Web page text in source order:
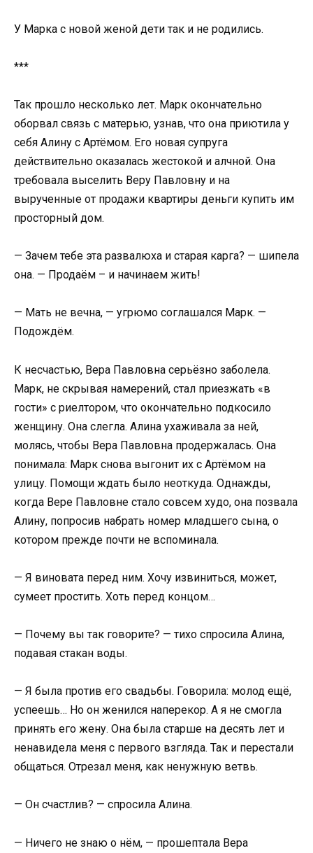
У Марка с новой женой дети так и не родились.
***
Так прошло несколько лет. Марк окончательно
оборвал связь с матерью, узнав, что она приютила у
себя Алину с Артёмом. Его новая супруга
действительно оказалась жестокой и алчной. Она
требовала выселить Веру Павловну и на
вырученные от продажи квартиры деньги купить им
просторный дом.
— Зачем тебе эта развалюха и старая карга? — шипела
она. — Продаём – и начинаем жить!
— Мать не вечна, — угрюмо соглашался Марк. —
Подождём.
К несчастью, Вера Павловна серьёзно заболела.
Марк, не скрывая намерений, стал приезжать «в
гости» с риелтором, что окончательно подкосило
женщину. Она слегла. Алина ухаживала за ней,
молясь, чтобы Вера Павловна продержалась. Она
понимала: Марк снова выгонит их с Артёмом на
улицу. Помощи ждать было неоткуда. Однажды,
когда Вере Павловне стало совсем худо, она позвала
Алину, попросив набрать номер младшего сына, о
котором прежде почти не вспоминала.
— Я виновата перед ним. Хочу извиниться, может,
сумеет простить. Хоть перед концом…
— Почему вы так говорите? — тихо спросила Алина,
подавая стакан воды.
— Я была против его свадьбы. Говорила: молод ещё,
успеешь… Но он женился наперекор. А я не смогла
принять его жену. Она была старше на десять лет и
ненавидела меня с первого взгляда. Так и перестали
общаться. Отрезал меня, как ненужную ветвь.
— Он счастлив? — спросила Алина.
— Ничего не знаю о нём, — прошептала Вера